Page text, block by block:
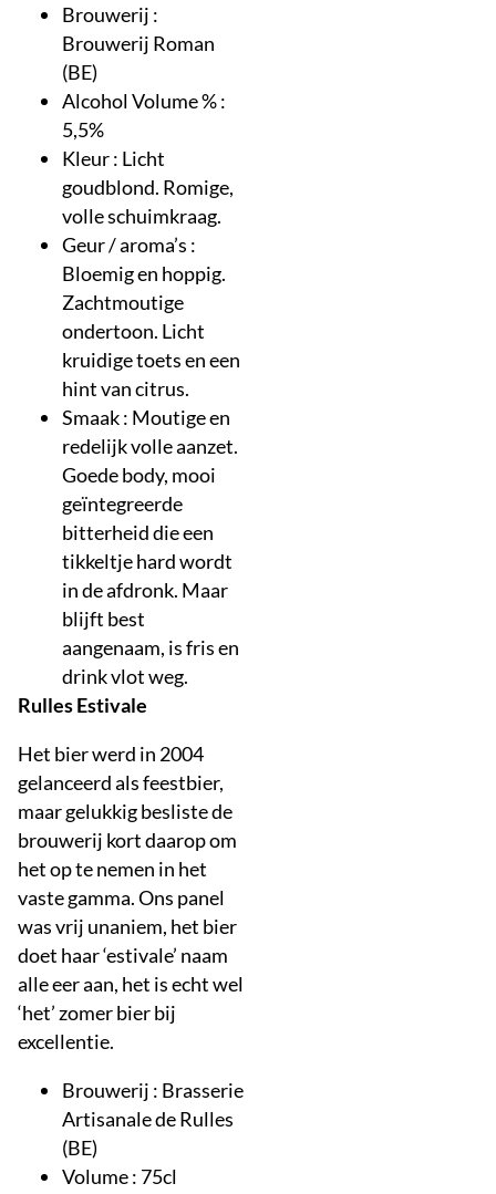
Brouwerij :
Brouwerij Roman
(BE)
Alcohol Volume % :
5,5%
Kleur : Licht
goudblond. Romige,
volle schuimkraag.
Geur / aroma’s :
Bloemig en hoppig.
Zachtmoutige
ondertoon. Licht
kruidige toets en een
hint van citrus.
Smaak : Moutige en
redelijk volle aanzet.
Goede body, mooi
geïntegreerde
bitterheid die een
tikkeltje hard wordt
in de afdronk. Maar
blijft best
aangenaam, is fris en
drink vlot weg.
Rulles Estivale
Het bier werd in 2004
gelanceerd als feestbier,
maar gelukkig besliste de
brouwerij kort daarop om
het op te nemen in het
vaste gamma. Ons panel
was vrij unaniem, het bier
doet haar ‘estivale’ naam
alle eer aan, het is echt wel
‘het’ zomer bier bij
excellentie.
Brouwerij : Brasserie
Artisanale de Rulles
(BE)
Volume : 75cl